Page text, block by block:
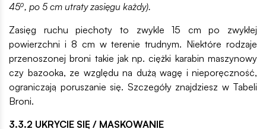
45⁰, po 5 cm utraty zasięgu każdy).
Zasięg ruchu piechoty to zwykle 15 cm po zwykłej
powierzchni i 8 cm w terenie trudnym. Niektóre rodzaje
przenoszonej broni takie jak np. ciężki karabin maszynowy
czy bazooka, ze względu na dużą wagę i nieporęczność,
ograniczają poruszanie się. Szczegóły znajdziesz w Tabeli
Broni.
3.3.2 UKRYCIE SIĘ / MASKOWANIE